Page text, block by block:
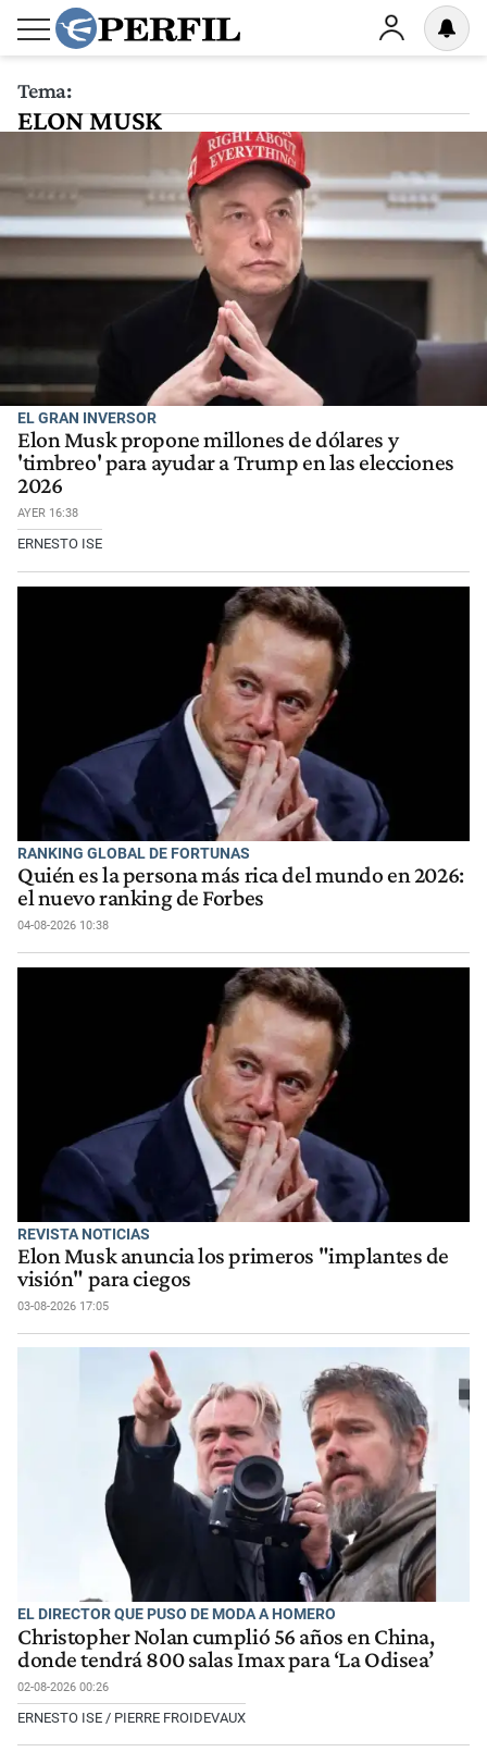
Tema:
ELON MUSK
EL GRAN INVERSOR
Elon Musk propone millones de dólares y
'timbreo' para ayudar a Trump en las elecciones
2026
AYER 16:38
ERNESTO ISE
RANKING GLOBAL DE FORTUNAS
Quién es la persona más rica del mundo en 2026:
el nuevo ranking de Forbes
04-08-2026 10:38
REVISTA NOTICIAS
Elon Musk anuncia los primeros "implantes de
visión" para ciegos
03-08-2026 17:05
EL DIRECTOR QUE PUSO DE MODA A HOMERO
Christopher Nolan cumplió 56 años en China,
donde tendrá 800 salas Imax para ‘La Odisea’
02-08-2026 00:26
ERNESTO ISE / PIERRE FROIDEVAUX